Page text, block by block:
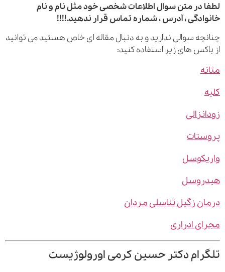
در متن سوال اطلاعات شخصی خود مثل نام و نام
، آدرس ، شماره تماس قرار ندهید.!!!!
سوالی ندارید و به دنبال مقاله ای خاص هستید می توانید
های زیر استفاده کنید:
زگیل تناسلی مردان
ادراری
دکتر حسین کرمی اورولوژیست